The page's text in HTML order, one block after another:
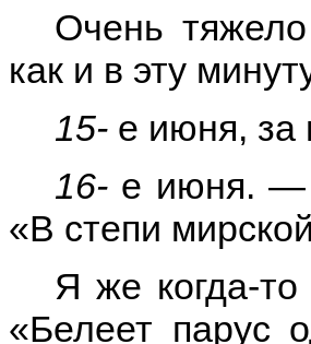
Очень
как и в эту
15- е июня, за
16- е июня. —
«В степи
Я же когда-
«Белеет парус